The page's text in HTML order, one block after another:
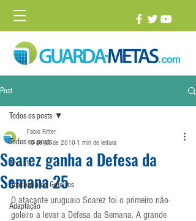
Post
Todos os posts
1 vs. 1
Academia de Goleiros
Adaptação
Todos os posts
Soarez ganha a Defesa da
Semana 25
Fabio Ritter
10 de jul. de 2010 1 min de leitura
O atacante uruguaio Soarez foi o primeiro não-
goleiro a levar a Defesa da Semana. A grande